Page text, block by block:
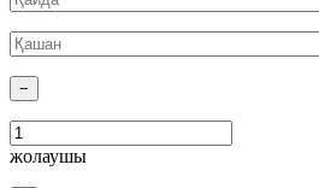
−
жолаушы